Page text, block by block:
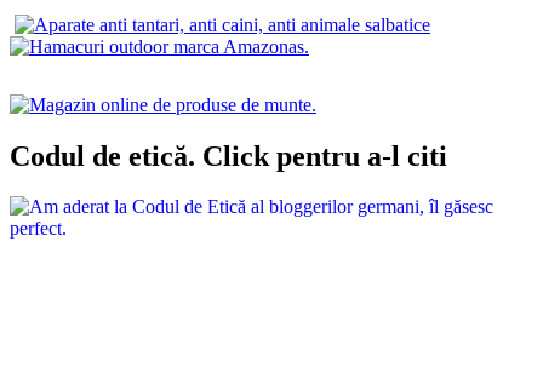
Codul de etică. Click pentru a-l citi